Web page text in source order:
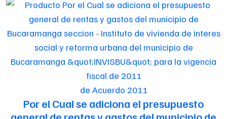
de Acuerdo 2011
Por el Cual se adiciona el presupuesto